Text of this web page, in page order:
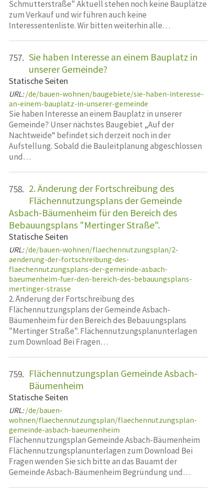
Schmutterstraße" Aktuell stehen noch keine Bauplätze
zum Verkauf und wir führen auch keine
Interessentenliste. Wir bitten weiterhin alle…
757. Sie haben Interesse an einem Bauplatz in
unserer Gemeinde?
Statische Seiten
URL: /de/bauen-wohnen/baugebiete/sie-haben-interesse-
an-einem-bauplatz-in-unserer-gemeinde
Sie haben Interesse an einem Bauplatz in unserer
Gemeinde? Unser nächstes Baugebiet „Auf der
Nachtweide“ befindet sich derzeit noch in der
Aufstellung. Sobald die Bauleitplanung abgeschlossen
und…
758. 2. Änderung der Fortschreibung des
Flächennutzungsplans der Gemeinde
Asbach-Bäumenheim für den Bereich des
Bebauungsplans "Mertinger Straße".
Statische Seiten
URL: /de/bauen-wohnen/flaechennutzungsplan/2-
aenderung-der-fortschreibung-des-
flaechennutzungsplans-der-gemeinde-asbach-
baeumenheim-fuer-den-bereich-des-bebauungsplans-
mertinger-strasse
2. Änderung der Fortschreibung des
Flächennutzungsplans der Gemeinde Asbach-
Bäumenheim für den Bereich des Bebauungsplans
"Mertinger Straße". Flächennutzungsplanunterlagen
zum Download Bei Fragen…
759. Flächennutzungsplan Gemeinde Asbach-
Bäumenheim
Statische Seiten
URL: /de/bauen-
wohnen/flaechennutzungsplan/flaechennutzungsplan-
gemeinde-asbach-baeumenheim
Flächennutzungsplan Gemeinde Asbach-Bäumenheim
Flächennutzungsplanunterlagen zum Download Bei
Fragen wenden Sie sich bitte an das Bauamt der
Gemeinde Asbach-Bäumenheim Begründung und…